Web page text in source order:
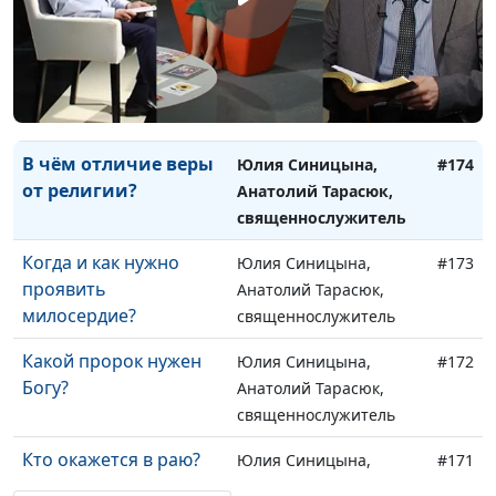
жизнь?
священнослужитель
Как почувствовать
Божье присутствие в
своей жизни?
Юлия Синицына,
Анатолий Тарасюк,
священнослужитель
#175
В чём отличие веры
от религии?
Юлия Синицына,
Анатолий Тарасюк,
священнослужитель
#174
Когда и как нужно
проявить
милосердие?
Юлия Синицына,
Анатолий Тарасюк,
священнослужитель
#173
Какой пророк нужен
Богу?
Юлия Синицына,
Анатолий Тарасюк,
священнослужитель
#172
Кто окажется в раю?
Юлия Синицына,
#171